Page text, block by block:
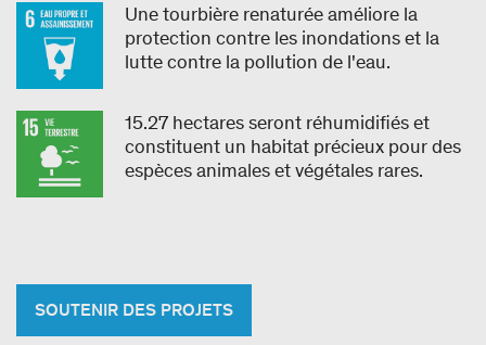
Une tourbière renaturée améliore la
protection contre les inondations et la
lutte contre la pollution de l'eau.
15.27 hectares seront réhumidifiés et
constituent un habitat précieux pour des
espèces animales et végétales rares.
SOUTENIR DES PROJETS